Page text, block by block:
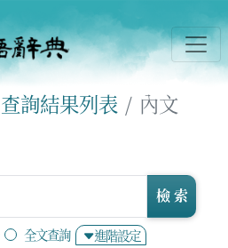
查詢結果列表 內文
全文查詢 進階設定
檢 索